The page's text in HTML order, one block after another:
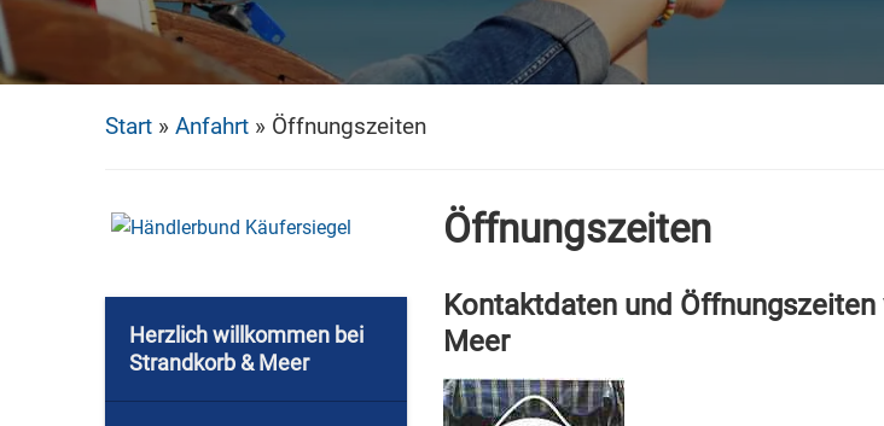
Start » Anfahrt » Öffnungszeiten
Herzlich willkommen bei
Strandkorb & Meer
Öffnungszeiten
Kontaktdaten und
Meer